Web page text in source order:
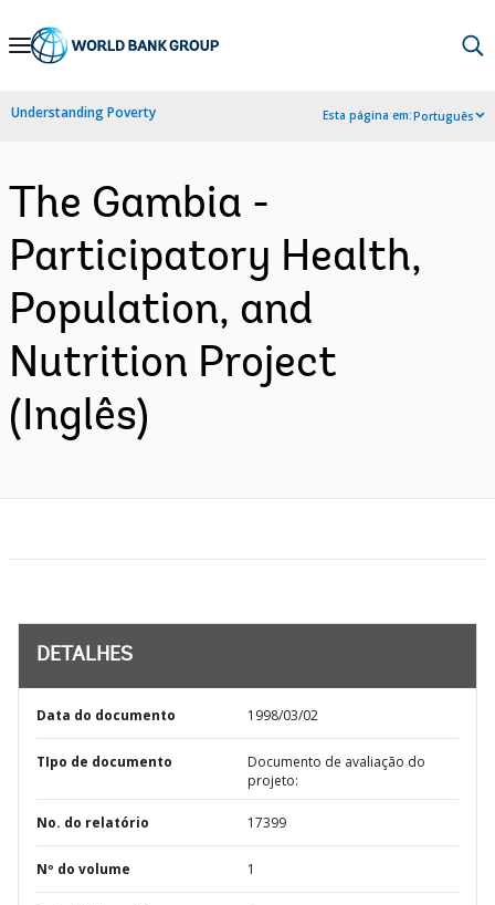
Skip
Navigation
Understanding Poverty Esta página em:Português
The Gambia -
Participatory Health,
Population, and
Nutrition Project
(Inglês)
DETALHES
Data do documento 1998/03/02
TIpo de documento
Documento de avaliação do
projeto:
No. do relatório 17399
Nº do volume 1